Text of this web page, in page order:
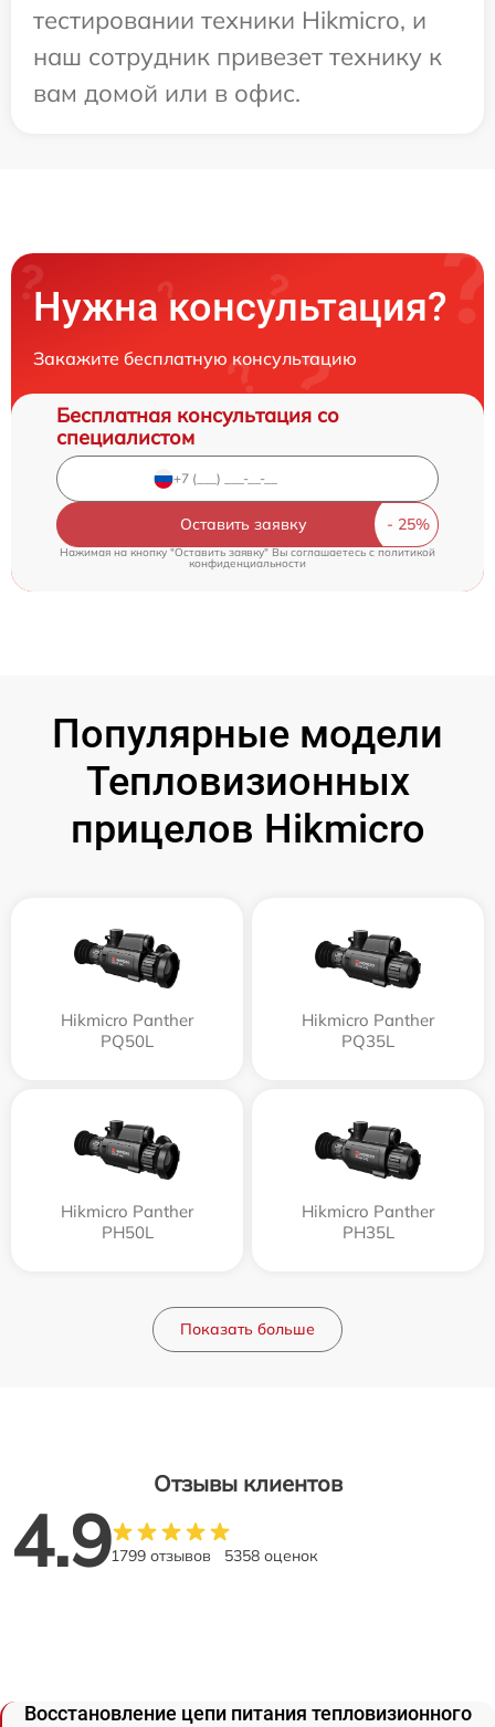
тестировании техники Hikmicro, и
наш сотрудник привезет технику к
вам домой или в офис.
Нужна консультация?
Закажите бесплатную консультацию
Бесплатная консультация со
специалистом
Оставить заявку
Нажимая на кнопку "Оставить заявку" Вы соглашаетесь cполитикой
конфиденциальности
Популярные модели
Тепловизионных
прицелов Hikmicro
Hikmicro Panther
PQ50L
Hikmicro Panther
PQ35L
Hikmicro Panther
PH50L
Hikmicro Panther
PH35L
Показать больше
Отзывы клиентов
4.91799 отзывов 5358 оценок
Восстановление цепи питания тепловизионного